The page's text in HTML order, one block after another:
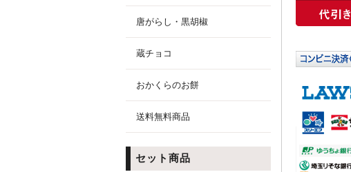
唐がらし・黒胡椒
蔵チョコ
おかくらのお餅
送料無料商品
セット商品